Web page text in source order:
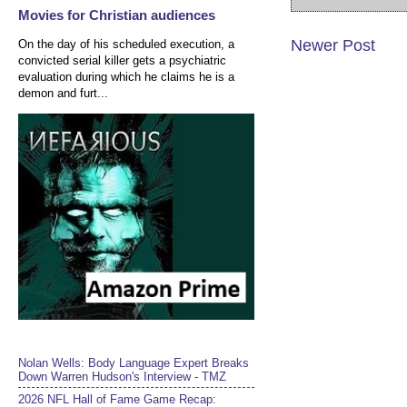
Newer Post
Movies for Christian audiences
On the day of his scheduled execution, a
convicted serial killer gets a psychiatric
evaluation during which he claims he is a
demon and furt...
Nolan Wells: Body Language Expert Breaks
Down Warren Hudson's Interview - TMZ
2026 NFL Hall of Fame Game Recap: